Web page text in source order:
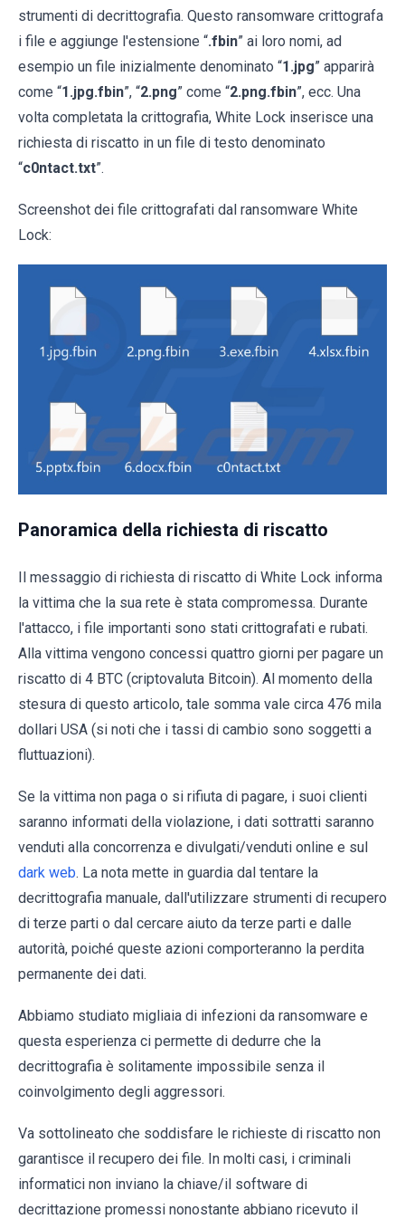
strumenti di decrittografia. Questo ransomware crittografa
i file e aggiunge l'estensione “.fbin” ai loro nomi, ad
esempio un file inizialmente denominato “1.jpg” apparirà
come “1.jpg.fbin”, “2.png” come “2.png.fbin”, ecc. Una
volta completata la crittografia, White Lock inserisce una
richiesta di riscatto in un file di testo denominato
“c0ntact.txt”.
Screenshot dei file crittografati dal ransomware White
Lock:
Panoramica della richiesta di riscatto
Il messaggio di richiesta di riscatto di White Lock informa
la vittima che la sua rete è stata compromessa. Durante
l'attacco, i file importanti sono stati crittografati e rubati.
Alla vittima vengono concessi quattro giorni per pagare un
riscatto di 4 BTC (criptovaluta Bitcoin). Al momento della
stesura di questo articolo, tale somma vale circa 476 mila
dollari USA (si noti che i tassi di cambio sono soggetti a
fluttuazioni).
Se la vittima non paga o si rifiuta di pagare, i suoi clienti
saranno informati della violazione, i dati sottratti saranno
venduti alla concorrenza e divulgati/venduti online e sul
dark web. La nota mette in guardia dal tentare la
decrittografia manuale, dall'utilizzare strumenti di recupero
di terze parti o dal cercare aiuto da terze parti e dalle
autorità, poiché queste azioni comporteranno la perdita
permanente dei dati.
Abbiamo studiato migliaia di infezioni da ransomware e
questa esperienza ci permette di dedurre che la
decrittografia è solitamente impossibile senza il
coinvolgimento degli aggressori.
Va sottolineato che soddisfare le richieste di riscatto non
garantisce il recupero dei file. In molti casi, i criminali
informatici non inviano la chiave/il software di
decrittazione promessi nonostante abbiano ricevuto il